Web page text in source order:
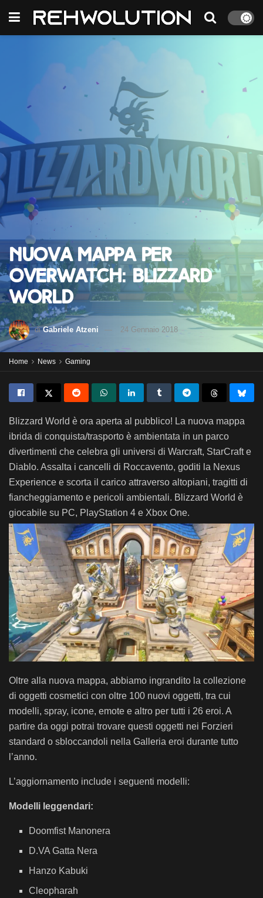
Nuova mappa per
Overwatch: Blizzard
World
di Gabriele Atzeni 24 Gennaio 2018
Home News Gaming
Blizzard World è ora aperta al pubblico! La nuova mappa
ibrida di conquista/trasporto è ambientata in un parco
divertimenti che celebra gli universi di Warcraft, StarCraft e
Diablo. Assalta i cancelli di Roccavento, goditi la Nexus
Experience e scorta il carico attraverso altopiani, tragitti di
fiancheggiamento e pericoli ambientali. Blizzard World è
giocabile su PC, PlayStation 4 e Xbox One.
Oltre alla nuova mappa, abbiamo ingrandito la collezione
di oggetti cosmetici con oltre 100 nuovi oggetti, tra cui
modelli, spray, icone, emote e altro per tutti i 26 eroi. A
partire da oggi potrai trovare questi oggetti nei Forzieri
standard o sbloccandoli nella Galleria eroi durante tutto
l’anno.
L’aggiornamento include i seguenti modelli:
Modelli leggendari:
Doomfist Manonera
D.VA Gatta Nera
Hanzo Kabuki
Cleopharah